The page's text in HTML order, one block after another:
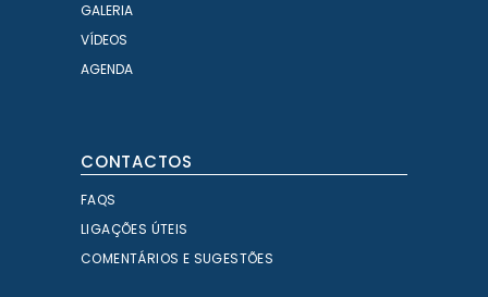
GALERIA
VÍDEOS
AGENDA
CONTACTOS
FAQS
LIGAÇÕES ÚTEIS
COMENTÁRIOS E SUGESTÕES